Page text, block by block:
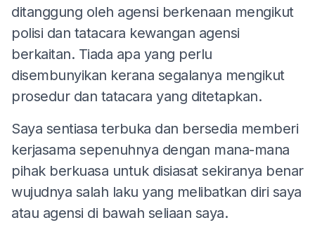
ditanggung oleh agensi berkenaan mengikut
polisi dan tatacara kewangan agensi
berkaitan. Tiada apa yang perlu
disembunyikan kerana segalanya mengikut
prosedur dan tatacara yang ditetapkan.
Saya sentiasa terbuka dan bersedia memberi
kerjasama sepenuhnya dengan mana-mana
pihak berkuasa untuk disiasat sekiranya benar
wujudnya salah laku yang melibatkan diri saya
atau agensi di bawah seliaan saya.